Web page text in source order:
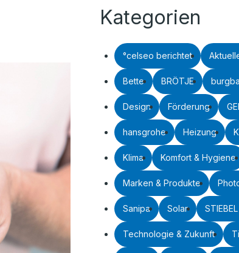
Kategorien
°celseo berichtet
Bette BRÖTJE
Design Förderung
hansgrohe Heizung
Klima Komfort & Hygiene
Marken & Produkte
Sanipa Solar
Technologie & Zukunft